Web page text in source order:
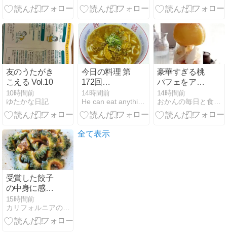
友のうたがき
こえる Vol.10
10時間前
ゆたかな日記
今日の料理 第
172回
2026/7/5～7/9
14時間前
豪華すぎる桃
パフェをアニ
マで頂く
14時間前
受賞した餃子
の中身に感心/
待ち焦がれる
15時間前
カリフォルニアのばあさんブログ
全て表示